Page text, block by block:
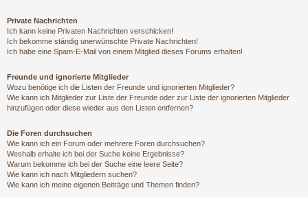
Private Nachrichten
Ich kann keine Privaten Nachrichten verschicken!
Ich bekomme ständig unerwünschte Private Nachrichten!
Ich habe eine Spam-E-Mail von einem Mitglied dieses Forums erhalten!
Freunde und ignorierte Mitglieder
Wozu benötige ich die Listen der Freunde und ignorierten Mitglieder?
Wie kann ich Mitglieder zur Liste der Freunde oder zur Liste der ignorierten Mitglieder
hinzufügen oder diese wieder aus den Listen entfernen?
Die Foren durchsuchen
Wie kann ich ein Forum oder mehrere Foren durchsuchen?
Weshalb erhalte ich bei der Suche keine Ergebnisse?
Warum bekomme ich bei der Suche eine leere Seite?
Wie kann ich nach Mitgliedern suchen?
Wie kann ich meine eigenen Beiträge und Themen finden?